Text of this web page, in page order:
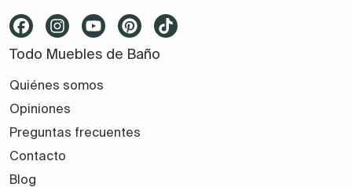
Todo Muebles de Baño
Quiénes somos
Opiniones
Preguntas frecuentes
Contacto
Blog